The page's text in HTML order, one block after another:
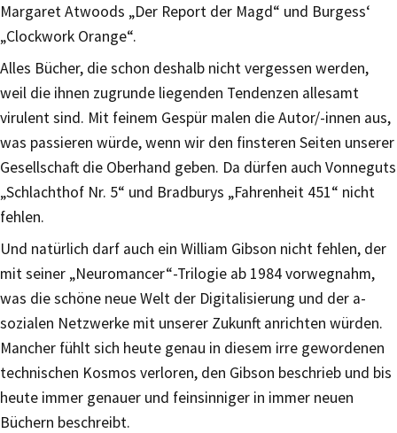
Margaret Atwoods „Der Report der Magd“ und Burgess‘
„Clockwork Orange“.
Alles Bücher, die schon deshalb nicht vergessen werden,
weil die ihnen zugrunde liegenden Tendenzen allesamt
virulent sind. Mit feinem Gespür malen die Autor/-innen aus,
was passieren würde, wenn wir den finsteren Seiten unserer
Gesellschaft die Oberhand geben. Da dürfen auch Vonneguts
„Schlachthof Nr. 5“ und Bradburys „Fahrenheit 451“ nicht
fehlen.
Und natürlich darf auch ein William Gibson nicht fehlen, der
mit seiner „Neuromancer“-Trilogie ab 1984 vorwegnahm,
was die schöne neue Welt der Digitalisierung und der a-
sozialen Netzwerke mit unserer Zukunft anrichten würden.
Mancher fühlt sich heute genau in diesem irre gewordenen
technischen Kosmos verloren, den Gibson beschrieb und bis
heute immer genauer und feinsinniger in immer neuen
Büchern beschreibt.